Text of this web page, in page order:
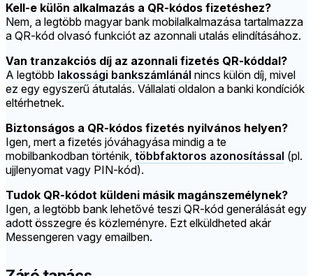
Kell-e külön alkalmazás a QR-kódos fizetéshez?
Nem, a legtöbb magyar bank mobilalkalmazása tartalmazza
a QR-kód olvasó funkciót az azonnali utalás elindításához.
Van tranzakciós díj az azonnali fizetés QR-kóddal?
A legtöbb lakossági bankszámlánál nincs külön díj, mivel
ez egy egyszerű átutalás. Vállalati oldalon a banki kondíciók
eltérhetnek.
Biztonságos a QR-kódos fizetés nyilvános helyen?
Igen, mert a fizetés jóváhagyása mindig a te
mobilbankodban történik, többfaktoros azonosítással (pl.
ujjlenyomat vagy PIN-kód).
Tudok QR-kódot küldeni másik magánszemélynek?
Igen, a legtöbb bank lehetővé teszi QR-kód generálását egy
adott összegre és közleményre. Ezt elküldheted akár
Messengeren vagy emailben.